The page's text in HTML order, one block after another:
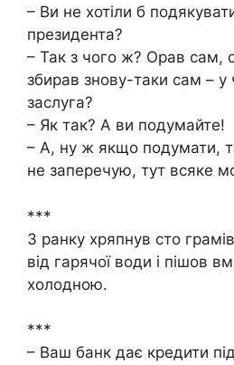
– Ви не хотіли б
президента?
– Так з чого ж? Орав сам,
збирав знову-таки сам – у
заслуга?
– Як так? А ви подумайте!
– А, ну ж якщо подумати,
не заперечую, тут всяке
***
З ранку хряпнув сто
від гарячої води і пішов
холодною.
***
– Ваш банк дає кредити